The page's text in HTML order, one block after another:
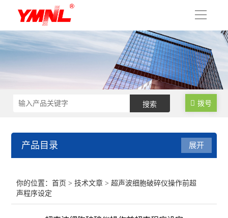
导
拨号
产品目录
超声波提取机
展开
你的位置：首页 >技术文章 > 超声波细胞破碎仪操作前超
声程序设定